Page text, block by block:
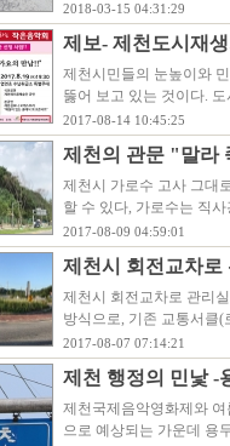
2018-03-15 04:31:29
제보- 제천도시재
제천시민들의 눈높이와
뚫어 보고 있는 것이다.
2017-08-14 10:45:25
제천의 관문 "말라
제천시 가로수 고사 그대
할 수 있다, 가로수는 직
2017-08-09 04:59:01
제천시 회전교차로
제천시 회전교차로 관리
방식으로, 기존 교통서클
2017-08-07 07:14:21
제천 행정의 민낯 -
제천국제음악영화제와
으로 예상되는 가운데 용